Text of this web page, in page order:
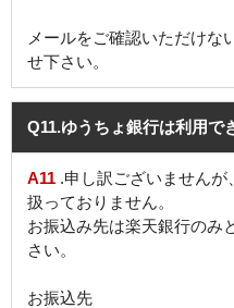
メールをご確認いただけな
せ下さい。
Q11.ゆうちょ銀行は利用で
A11 .申し訳ございませんが
扱っておりません。
お振込み先は楽天銀行のみ
さい。
お振込先